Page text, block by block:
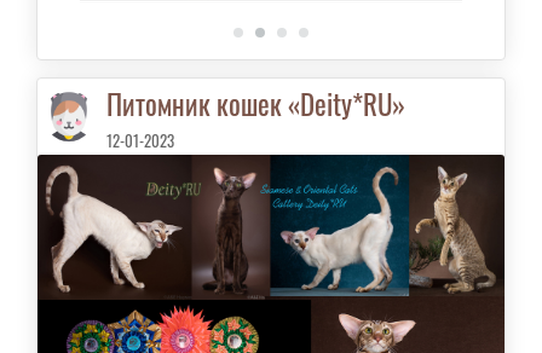
Питомник кошек «Deity*RU»
12-01-2023